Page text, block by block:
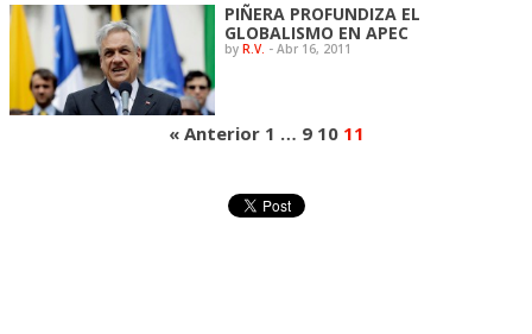
PIÑERA PROFUNDIZA EL
GLOBALISMO EN APEC
byR.V. - Abr 16, 2011
« Anterior 1 … 9 10 11